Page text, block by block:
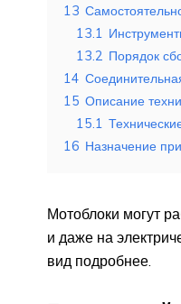
13
13.1
13.2 Порядок
14
15 Описание
15.1
16 Назначение
Мотоблоки могут
и даже на
вид подробнее.